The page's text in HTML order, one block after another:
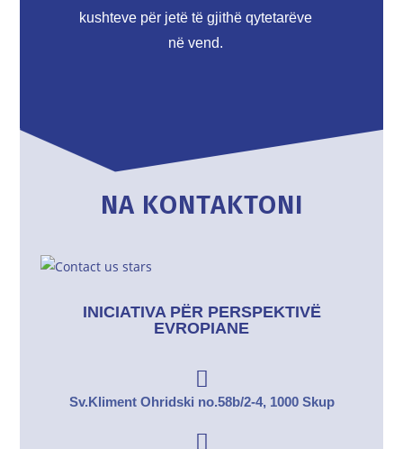
kushteve për jetë të gjithë qytetarëve
në vend.
NA KONTAKTONI
INICIATIVA PËR PERSPEKTIVË
EVROPIANE
Sv.Kliment Ohridski no.58b/2-4, 1000 Skup